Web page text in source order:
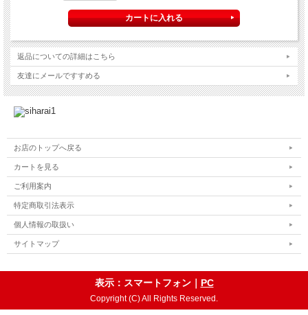
返品についての詳細はこちら
友達にメールですすめる
お店のトップへ戻る
カートを見る
ご利用案内
特定商取引法表示
個人情報の取扱い
サイトマップ
表示：スマートフォン｜ PC
Copyright (C) All Rights Reserved.